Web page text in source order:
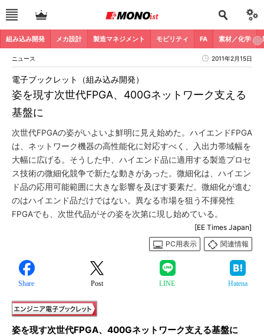
組み込み開発 メカ設計 製造マネジメント モビリティ FA 素材／化学
ニュース 2011年2月15日
姿を現す次世代FPGA、400Gネットワーク支える
基盤に
電子ブックレット（組み込み開発）
次世代FPGAの姿がいよいよ鮮明に見え始めた。ハイエンドFPGA
は、ネットワーク機器の高性能化に対応すべく、入出力帯域幅を
大幅に広げる。そうした中、ハイエンド品に適用する製造プロセ
ス技術の微細化競争で新たな動きがあった。微細化は、ハイエン
ド品の応用可能範囲に大きな影響を及ぼす要素だ。微細化が進む
のはハイエンド品だけではない。異なる市場を狙う不揮発性
FPGAでも、次世代品がその姿を次第に現し始めている。
[EE Times Japan]
PC用表示
関連情報
Share Post LINE Hatena
姿を現す次世代FPGA、400Gネットワーク支える基盤に